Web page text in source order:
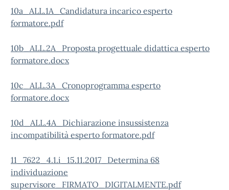
10a_ALL.1A_Candidatura incarico esperto
formatore.pdf
10b_ALL.2A_Proposta progettuale didattica esperto
formatore.docx
10c_ALL.3A_Cronoprogramma esperto
formatore.docx
10d_ALL.4A_Dichiarazione insussistenza
incompatibilità esperto formatore.pdf
11_7622_4.1.i_15.11.2017_Determina 68
individuazione
supervisore_FIRMATO_DIGITALMENTE.pdf